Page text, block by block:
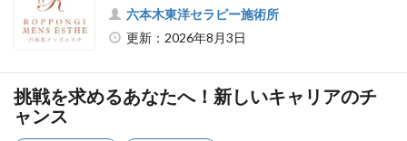
六本木東洋セラピー施術所
更新：2026年8月3日
挑戦を求めるあなたへ！新しいキャリアのチ
ャンス